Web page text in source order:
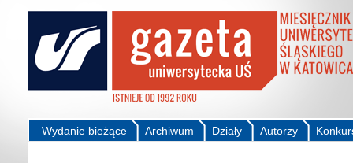
Autorzy
Działy
Archiwum
Wydanie bieżące